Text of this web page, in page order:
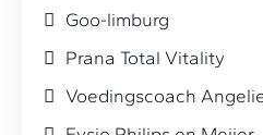
Goo-limburg
Prana Total Vitality
Voedingscoach